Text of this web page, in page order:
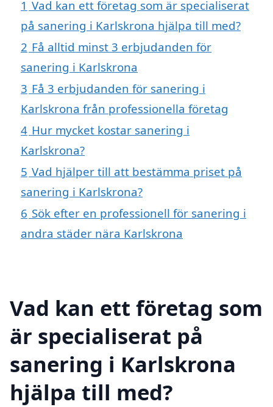
1 Vad kan ett företag som är specialiserat
på sanering i Karlskrona hjälpa till med?
2 Få alltid minst 3 erbjudanden för
sanering i Karlskrona
3 Få 3 erbjudanden för sanering i
Karlskrona från professionella företag
4 Hur mycket kostar sanering i
Karlskrona?
5 Vad hjälper till att bestämma priset på
sanering i Karlskrona?
6 Sök efter en professionell för sanering i
andra städer nära Karlskrona
Vad kan ett företag som
är specialiserat på
sanering i Karlskrona
hjälpa till med?